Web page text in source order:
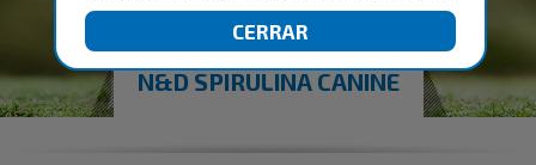
N&D SPIRULINA CANINE